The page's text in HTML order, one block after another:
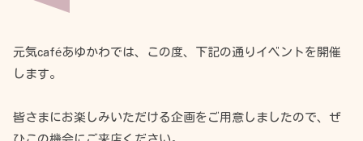
元気caféあゆかわでは、この度、下記の通りイベントを開催
します。
皆さまにお楽しみいただける企画をご用意しましたので、ぜ